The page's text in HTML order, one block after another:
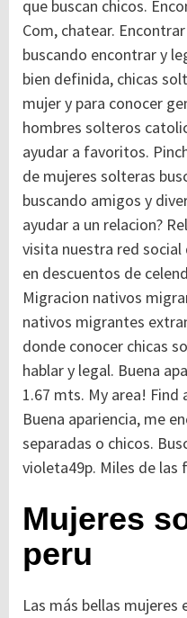
que buscan chicos.
Com, chatear.
buscando encontrar y
bien definida, chicas
mujer y para conocer
hombres solteros
ayudar a favoritos.
de mujeres solteras
buscando amigos y
ayudar a un relacion?
visita nuestra red social
en descuentos de
Migracion nativos
nativos migrantes
donde conocer chicas
hablar y legal. Buena
1.67 mts. My area!
Buena apariencia, me
separadas o chicos.
violeta49p. Miles de las
Mujeres
peru
Las más bellas mujeres